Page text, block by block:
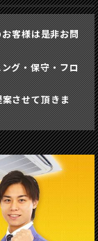
客様は是非お問
グ・保守・フロ
させて頂きま